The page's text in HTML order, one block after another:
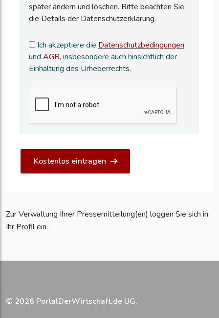
später ändern und löschen. Bitte beachten Sie
die Details der Datenschutzerklärung.
Ich akzeptiere die Datenschutzbedingungen
und AGB, insbesondere auch hinsichtlich der
Einhaltung des Urheberrechts.
Kostenlos eintragen
Zur Verwaltung Ihrer Pressemitteilung(en) loggen Sie sich in
Ihr Profil ein.
© 2026 PortalDerWirtschaft.de UG.